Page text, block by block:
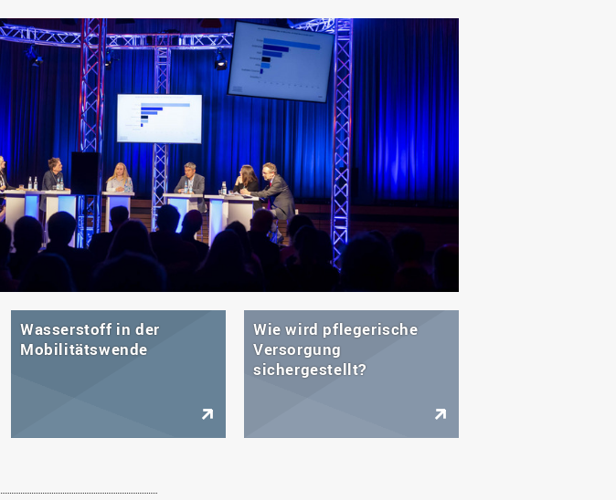
Wasserstoff in der
Mobilitätswende
Wie wird pflegerische
Versorgung
sichergestellt?